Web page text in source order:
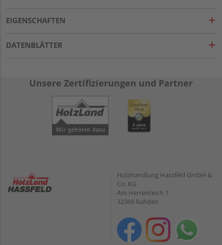
EIGENSCHAFTEN
DATENBLÄTTER
Unsere Zertifizierungen und Partner
Holzhandlung Hassfeld GmbH &
Co. KG
Am Herrenteich 1
32369 Rahden